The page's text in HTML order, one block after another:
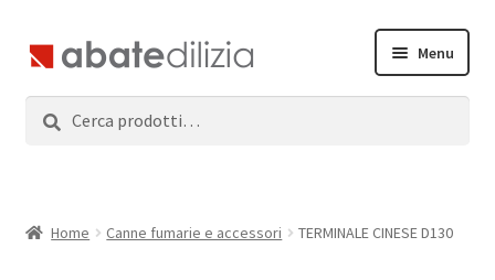
Vai
alla
navigazione
Vai
al
contenuto
Menu
child
ServiziHome Canne fumarie e accessori TERMINALE CINESE D130